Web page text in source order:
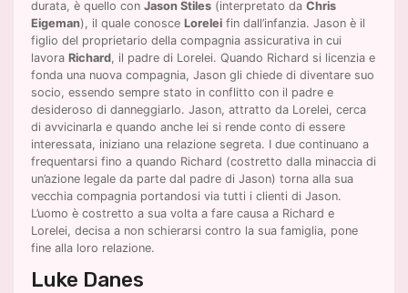
durata, è quello conJason Stiles (interpretato daChris
Eigeman), il quale conosce Lorelei fin dall’infanzia. Jason è il
figlio del proprietario della compagnia assicurativa in cui
lavora Richard, il padre di Lorelei. Quando Richard si licenzia e
fonda una nuova compagnia, Jason gli chiede di diventare suo
socio, essendo sempre stato in conflitto con il padre e
desideroso di danneggiarlo. Jason, attratto da Lorelei, cerca
di avvicinarla e quando anche lei si rende conto di essere
interessata, iniziano una relazione segreta. I due continuano a
frequentarsi fino a quando Richard (costretto dalla minaccia di
un’azione legale da parte dal padre di Jason) torna alla sua
vecchia compagnia portandosi via tutti i clienti di Jason.
L’uomo è costretto a sua volta a fare causa a Richard e
Lorelei, decisa a non schierarsi contro la sua famiglia, pone
fine alla loro relazione.
Luke Danes